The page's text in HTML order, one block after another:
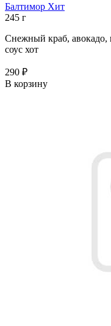
Балтимор Хит
245 г
Снежный краб, авокадо,
соус хот
290 ₽
В корзину